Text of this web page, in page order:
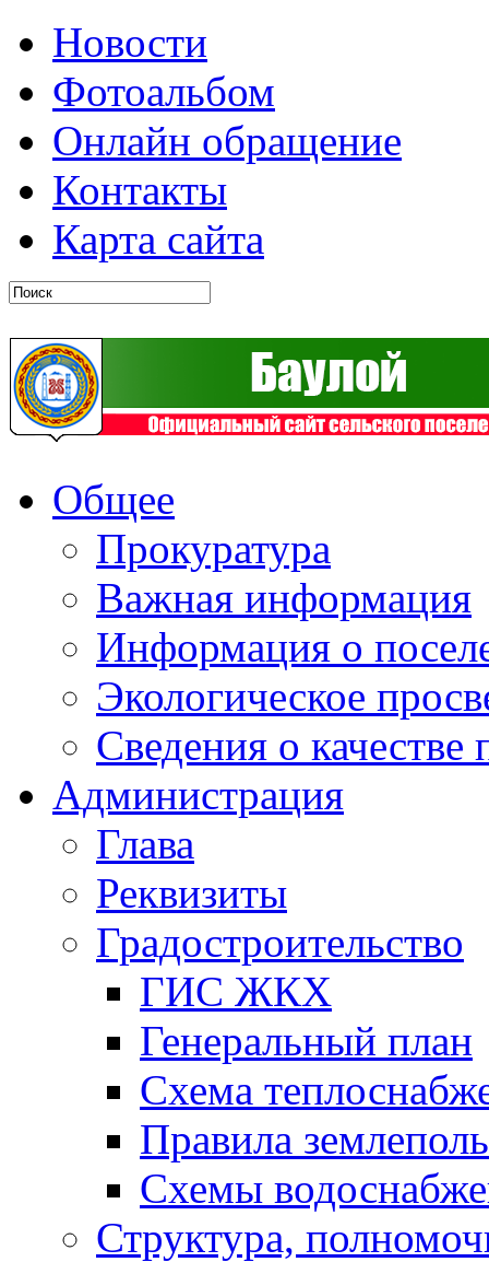
Новости
Фотоальбом
Онлайн обращение
Контакты
Карта сайта
Общее
Прокуратура
Важная информация
Информация о
Экологическое
Сведения о качестве
Администрация
Глава
Реквизиты
Градостроительство
ГИС ЖКХ
Генеральный план
Схема
Правила
Схемы
Структура,